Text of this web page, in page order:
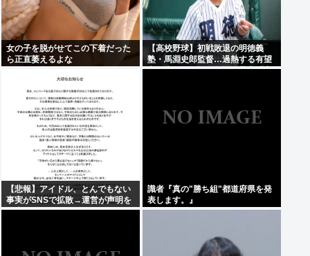
女の子を脱がせてこの下着だった
ら正直萎えるよな
【高校野球】初戦敗退の明徳義
塾・馬淵史郎監督…過熱する有望
中学生のスカウト合戦に苦言「高
【悲報】アイドル、とんでもない
事実がSNSで拡散→運営が声明を
発表www
識者『真の"勝ち組"都道府県を発
表します。』